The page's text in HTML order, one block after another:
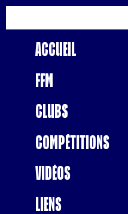
Accueil
FFM
Clubs
Compétitions
Vidéos
Liens